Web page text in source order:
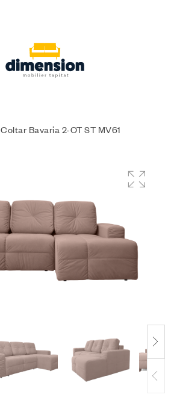
Coltar Bavaria 2-OT ST MV61